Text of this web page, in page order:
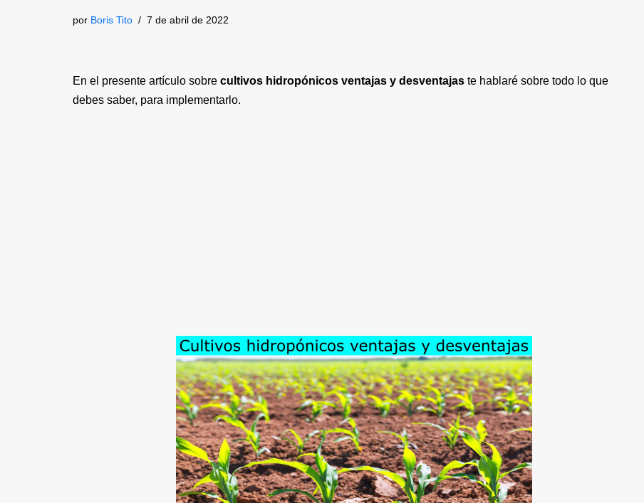
por Boris Tito 7 de abril de 2022
En el presente artículo sobre cultivos hidropónicos ventajas y desventajas te hablaré sobre todo lo que
debes saber, para implementarlo.